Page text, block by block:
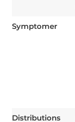
Symptomer
Distributions